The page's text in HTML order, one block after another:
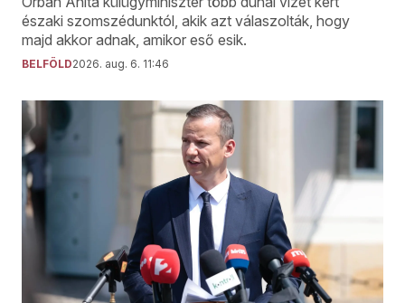
északi szomszédunktól, akik azt válaszolták, hogy
majd akkor adnak, amikor eső esik.
BELFÖLD2026. aug. 6. 11:46